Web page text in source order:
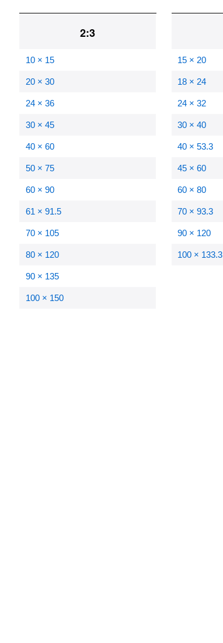
2:3
10 × 15
20 × 30
24 × 36
30 × 45
40 × 60
50 × 75
60 × 90
61 × 91.5
70 × 105
80 × 120
90 × 135
100 × 150
15 × 20
18 × 24
24 × 32
30 × 40
40 × 53.3
45 × 60
60 × 80
70 × 93.3
90 × 120
100 × 133.3